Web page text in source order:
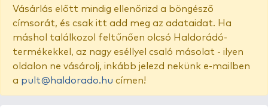
Vásárlás előtt mindig ellenőrizd a böngésző
címsorát, és csak itt add meg az adataidat. Ha
máshol találkozol feltűnően olcsó Haldorádó-
termékekkel, az nagy eséllyel csaló másolat - ilyen
oldalon ne vásárolj, inkább jelezd nekünk e-mailben
a pult@haldorado.hu címen!